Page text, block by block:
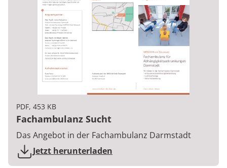
PDF, 453 KB
Fachambulanz Sucht
Das Angebot in der Fachambulanz Darmstadt
Jetzt herunterladen